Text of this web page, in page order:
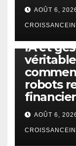
AOÛT 6,
IA et
robots
AOÛT 6,